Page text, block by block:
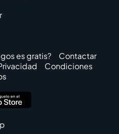
es gratis?
Contactar
Condiciones